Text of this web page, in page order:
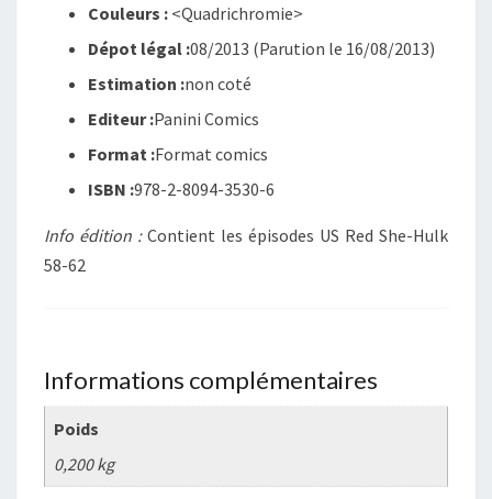
Couleurs : <Quadrichromie>
Dépot légal :08/2013 (Parution le 16/08/2013)
Estimation :non coté
Editeur :Panini Comics
Format :Format comics
ISBN :978-2-8094-3530-6
Info édition : Contient les épisodes US Red She-Hulk
58-62
Informations complémentaires
Poids
0,200 kg